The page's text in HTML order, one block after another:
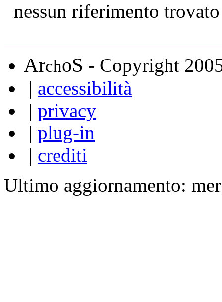
nessun riferimento trovato
ArchoS - Copyright
| accessibilità
| privacy
| plug-in
| crediti
Ultimo aggiornamento: